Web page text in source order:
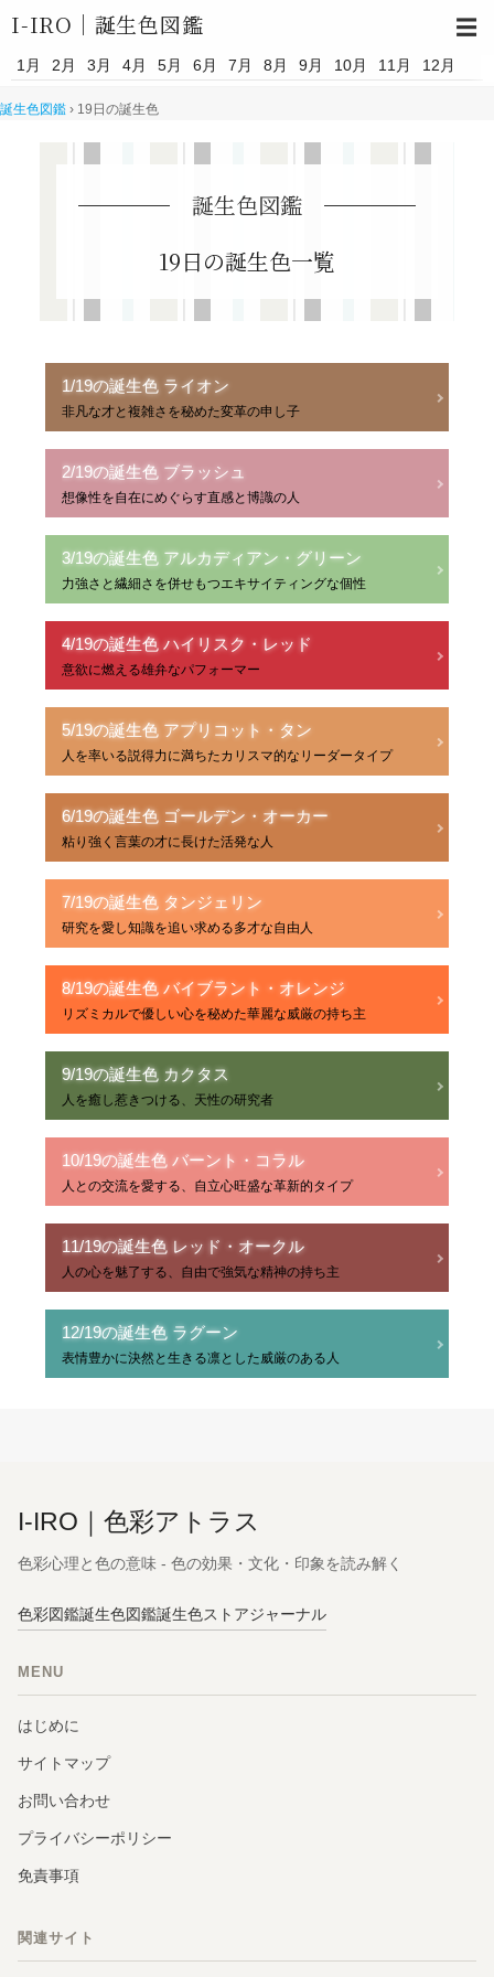
I-IRO｜ 誕生色図鑑
1月 2月 3月 4月 5月 6月 7月 8月 9月 10月 11月 12月
☰
誕生色図鑑 › 19日の誕生色
誕生色図鑑
19日の誕生色一覧
1/19の誕生色 ライオン
非凡な才と複雑さを秘めた変革の申し子
2/19の誕生色 ブラッシュ
想像性を自在にめぐらす直感と博識の人
3/19の誕生色 アルカディアン・グリーン
力強さと繊細さを併せもつエキサイティングな個性
4/19の誕生色 ハイリスク・レッド
意欲に燃える雄弁なパフォーマー
5/19の誕生色 アプリコット・タン
人を率いる説得力に満ちたカリスマ的なリーダータイプ
6/19の誕生色 ゴールデン・オーカー
粘り強く言葉の才に長けた活発な人
7/19の誕生色 タンジェリン
研究を愛し知識を追い求める多才な自由人
8/19の誕生色 バイブラント・オレンジ
リズミカルで優しい心を秘めた華麗な威厳の持ち主
9/19の誕生色 カクタス
人を癒し惹きつける、天性の研究者
10/19の誕生色 バーント・コラル
人との交流を愛する、自立心旺盛な革新的タイプ
11/19の誕生色 レッド・オークル
人の心を魅了する、自由で強気な精神の持ち主
12/19の誕生色 ラグーン
表情豊かに決然と生きる凛とした威厳のある人
I-IRO｜色彩アトラス
色彩心理と色の意味 - 色の効果・文化・印象を読み解く
色彩図鑑誕生色図鑑誕生色ストアジャーナル
MENU
はじめに
サイトマップ
お問い合わせ
プライバシーポリシー
免責事項
関連サイト